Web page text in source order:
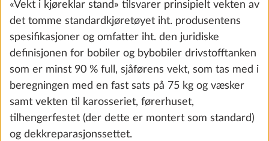
lettmetallfelger
Legg til
«Vekt i kjøreklar stand» tilsvarer prinsipielt vekten av
det tomme standardkjøretøyet iht. produsentens
spesifikasjoner og omfatter iht. den juridiske
definisjonen for bobiler og bybobiler drivstofftanken
som er minst 90 % full, sjåførens vekt, som tas med i
beregningen med en fast sats på 75 kg og væsker
samt vekten til karosseriet, førerhuset,
tilhengerfestet (der dette er montert som standard)
og dekkreparasjonssettet.